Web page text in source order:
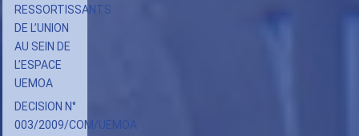
RESSORTISSANTS
DE L’UNION
AU SEIN DE
L’ESPACE
UEMOA
DECISION N°
003/2009/COM/UEMOA